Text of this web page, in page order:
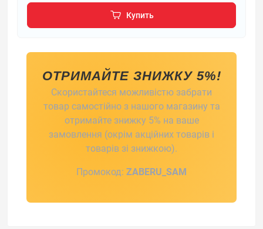
Купить
ОТРИМАЙТЕ ЗНИЖКУ 5%!
Скористайтеся можливістю забрати
товар самостійно з нашого магазину та
отримайте знижку 5% на ваше
замовлення (окрім акційних товарів і
товарів зі знижкою).
Промокод: ZABERU_SAM